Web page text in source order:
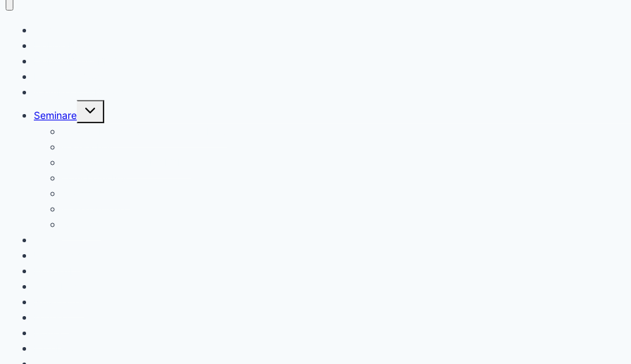
Seminare
Untermenü